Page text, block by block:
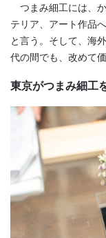
つまみ細工には、
テリア、アート作品
と言う。そして、海
代の間でも、改めて
東京がつまみ細工